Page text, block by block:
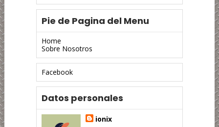
Pie de Pagina del Menu
Home
Sobre Nosotros
Facebook
Datos personales
ionix